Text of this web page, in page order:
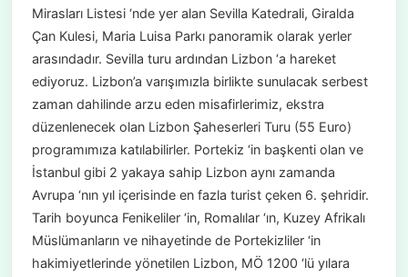
Mirasları Listesi ‘nde yer alan Sevilla Katedrali, Giralda
Çan Kulesi, Maria Luisa Parkı panoramik olarak yerler
arasındadır. Sevilla turu ardından Lizbon ‘a hareket
ediyoruz. Lizbon’a varışımızla birlikte sunulacak serbest
zaman dahilinde arzu eden misafirlerimiz, ekstra
düzenlenecek olan Lizbon Şaheserleri Turu (55 Euro)
programımıza katılabilirler. Portekiz ‘in başkenti olan ve
İstanbul gibi 2 yakaya sahip Lizbon aynı zamanda
Avrupa ‘nın yıl içerisinde en fazla turist çeken 6. şehridir.
Tarih boyunca Fenikeliler ‘in, Romalılar ‘ın, Kuzey Afrikalı
Müslümanların ve nihayetinde de Portekizliler ‘in
hakimiyetlerinde yönetilen Lizbon, MÖ 1200 ‘lü yılara